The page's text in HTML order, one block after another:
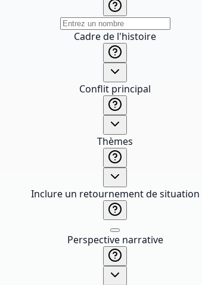
Cadre de l'histoire
Conflit principal
Thèmes
Inclure un retournement de situation
Perspective narrative